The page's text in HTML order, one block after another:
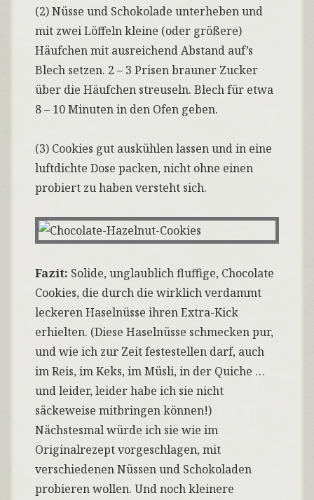
(2) Nüsse und Schokolade unterheben und
mit zwei Löffeln kleine (oder größere)
Häufchen mit ausreichend Abstand auf’s
Blech setzen. 2 – 3 Prisen brauner Zucker
über die Häufchen streuseln. Blech für etwa
8 – 10 Minuten in den Ofen geben.
(3) Cookies gut auskühlen lassen und in eine
luftdichte Dose packen, nicht ohne einen
probiert zu haben versteht sich.
Fazit: Solide, unglaublich fluffige, Chocolate
Cookies, die durch die wirklich verdammt
leckeren Haselnüsse ihren Extra-Kick
erhielten. (Diese Haselnüsse schmecken pur,
und wie ich zur Zeit festestellen darf, auch
im Reis, im Keks, im Müsli, in der Quiche …
und leider, leider habe ich sie nicht
säckeweise mitbringen können!)
Nächstesmal würde ich sie wie im
Originalrezept vorgeschlagen, mit
verschiedenen Nüssen und Schokoladen
probieren wollen. Und noch kleinere